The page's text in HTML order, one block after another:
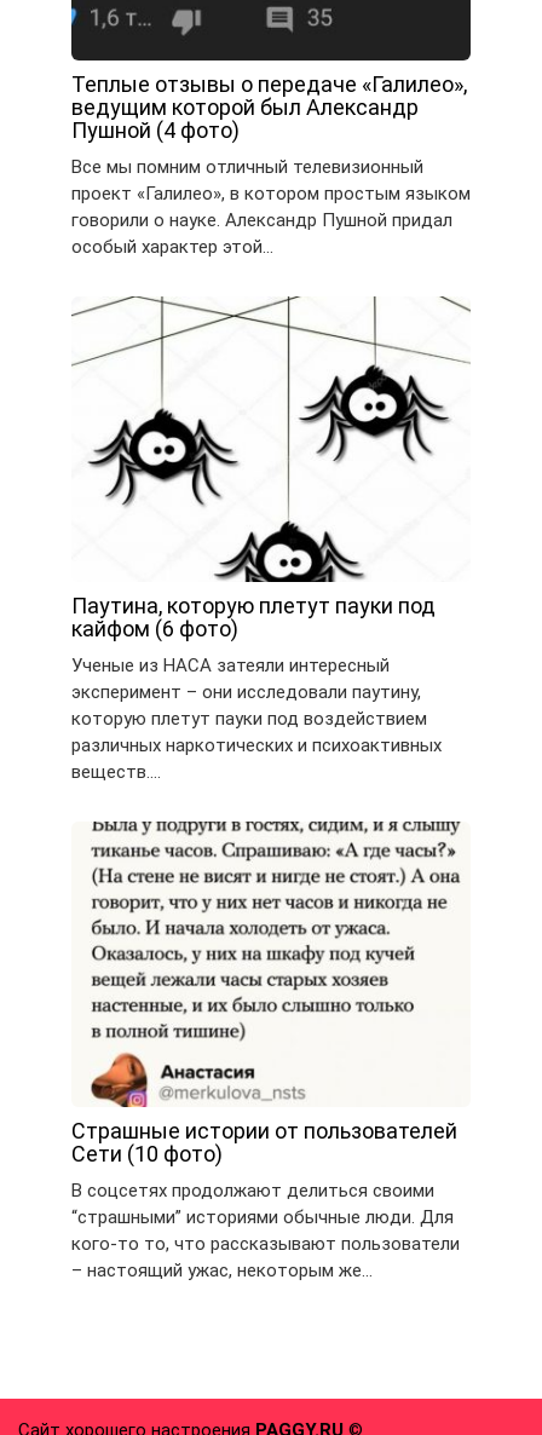
Теплые отзывы о передаче «Галилео»,
ведущим которой был Александр
Пушной (4 фото)
Все мы помним отличный телевизионный
проект «Галилео», в котором простым языком
говорили о науке. Александр Пушной придал
особый характер этой…
Паутина, которую плетут пауки под
кайфом (6 фото)
Ученые из НАСА затеяли интересный
эксперимент – они исследовали паутину,
которую плетут пауки под воздействием
различных наркотических и психоактивных
веществ….
Страшные истории от пользователей
Сети (10 фото)
В соцсетях продолжают делиться своими
“страшными” историями обычные люди. Для
кого-то то, что рассказывают пользователи
– настоящий ужас, некоторым же…
Сайт хорошего настроения PAGGY.RU ©